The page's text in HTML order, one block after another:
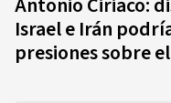
Israel e Irán
presiones sobre